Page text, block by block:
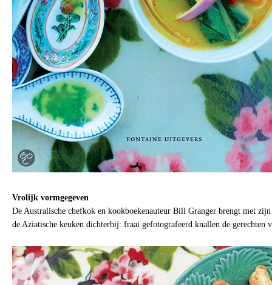
Vrolijk vormgegeven
De Australische chefkok en kookboekenauteur Bill Granger brengt met
de Aziatische keuken dichterbij: fraai gefotografeerd knallen de gerechten